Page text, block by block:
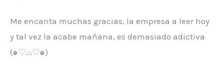
Me encanta muchas gracias, la empresa a leer hoy
y tal vez la acabe mañana, es demasiado adictiva
(๑♡⌓♡๑)